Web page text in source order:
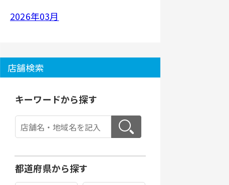
2026年03月
店舗検索
キーワードから探す
都道府県から探す